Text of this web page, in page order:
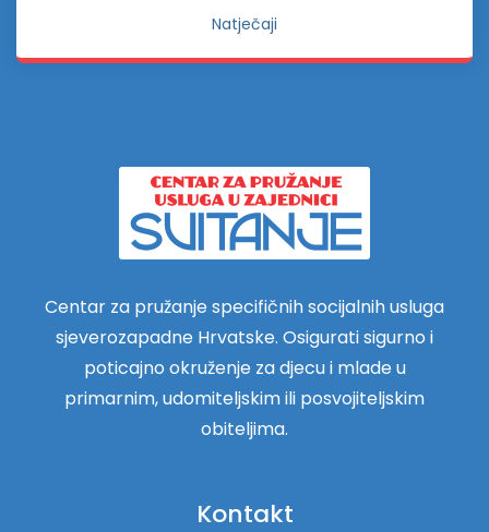
Natječaji
Centar za pružanje specifičnih socijalnih usluga
sjeverozapadne Hrvatske. Osigurati sigurno i
poticajno okruženje za djecu i mlade u
primarnim, udomiteljskim ili posvojiteljskim
obiteljima.
Kontakt